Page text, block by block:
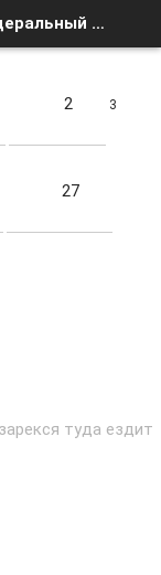
Южный и Северо-Кавказский федеральный округ - Страница 3 - Список форумов
2 3
27
туда ездит